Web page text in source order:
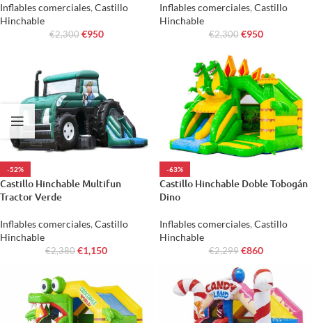
Inflables comerciales, Castillo
Hinchable
€2,300 €950
Inflables comerciales, Castillo
Hinchable
€2,300 €950
-52%
Castillo Hinchable Multifun
Tractor Verde
Inflables comerciales, Castillo
Hinchable
€2,380 €1,150
-63%
Castillo Hinchable Doble Tobogán
Dino
Inflables comerciales, Castillo
Hinchable
€2,299 €860